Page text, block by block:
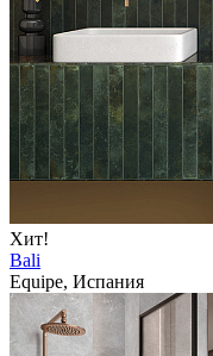
Хит!
Bali
Equipe, Испания